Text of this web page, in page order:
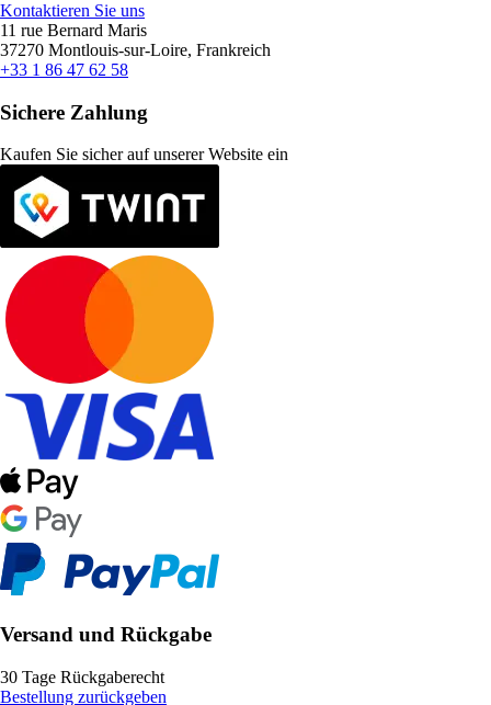
Kontaktieren Sie uns
11 rue Bernard Maris
37270 Montlouis-sur-Loire, Frankreich
+33 1 86 47 62 58
Sichere Zahlung
Kaufen Sie sicher auf unserer Website ein
Versand und Rückgabe
30 Tage Rückgaberecht
Bestellung zurückgeben